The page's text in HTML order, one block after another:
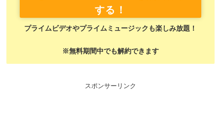
する！
プライムビデオやプライムミュージックも楽しみ放題！
※無料期間中でも解約できます
スポンサーリンク